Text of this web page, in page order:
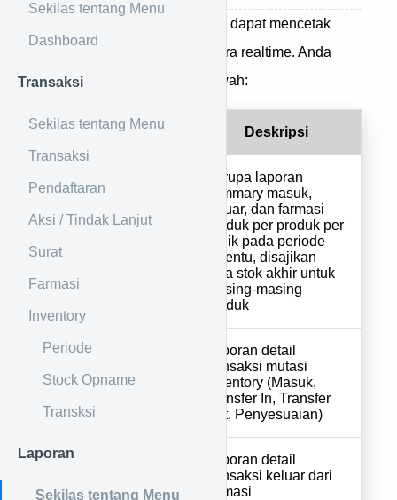
Sekilas tentang Menu
Dashboard
Transaksi
Sekilas tentang Menu
Transaksi
Pendaftaran
Aksi / Tindak Lanjut
Surat
Farmasi
Inventory
Periode
Stock Opname
Transksi
Laporan
Sekilas tentang Menu
Pada menu laporan pengguna dapat mencetak
laporan yang dibutuhkan secara realtime. Anda
dapat mencetak laporan dibawah:
No Nama Deskripsi
Berupa laporan
summary masuk,
keluar, dan farmasi
produk per produk per
klinik pada periode
tertentu, disajikan
juga stok akhir untuk
masing-masing
produk
2 Inventory
Laporan detail
transaksi mutasi
inventory (Masuk,
Transfer In, Transfer
Out, Penyesuaian)
Laporan detail
transaksi keluar dari
farmasi